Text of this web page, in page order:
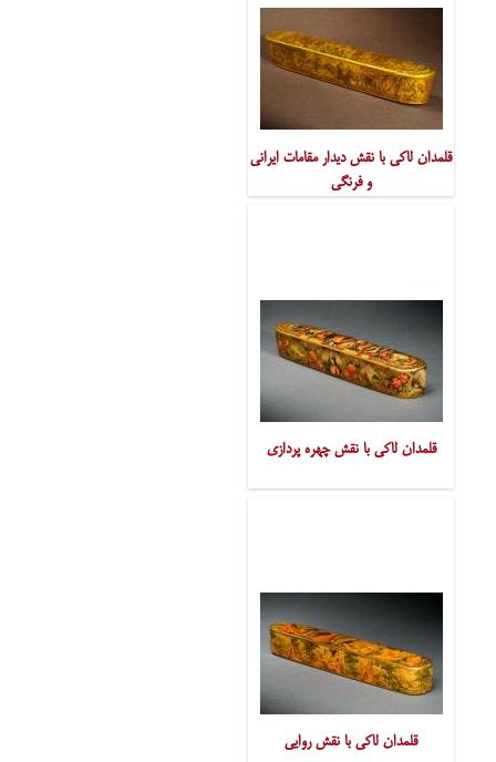
قلمدان لاکی با نقش دیدار مقامات ایرانی
و فرنگی
قلمدان لاکی با نقش چهره پردازی
قلمدان لاکی با نقش روایی